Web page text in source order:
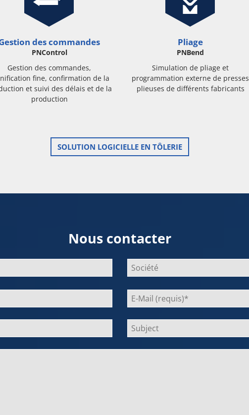
des commandes
PNControl
Gestion des commandes,
fine, confirmation de la
et suivi des délais et de la
production
Pliage
PNBend
Simulation de pliage et
programmation externe de presses
plieuses de différents fabricants
SOLUTION LOGICIELLE EN TÔLERIE
Nous contacter